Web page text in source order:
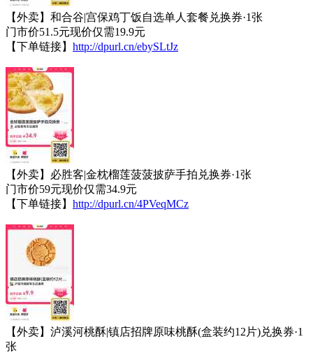
【外卖】和合谷|宫保鸡丁饭自选单人套餐兑换券·1张
门市价51.5元现价仅需19.9元
【下单链接】 http://dpurl.cn/ebySLtJz
【外卖】必胜客|金枕榴莲菠菠披萨手拍兑换券·1张
门市价59元现价仅需34.9元
【下单链接】 http://dpurl.cn/4PVeqMCz
【外卖】泸溪河桃酥|镇店招牌原味桃酥(盒装约12片)兑换券·1
张